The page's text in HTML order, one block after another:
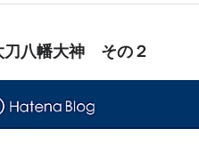
刀八幡大神 その２